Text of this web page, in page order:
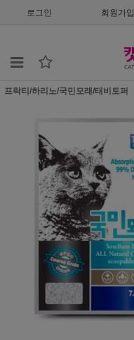
로그인 회원가입
프락티/하리노/국민모래/태비토퍼